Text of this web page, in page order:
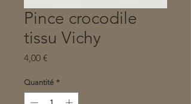
Pince crocodile
tissu Vichy
4,00 €
Quantité *